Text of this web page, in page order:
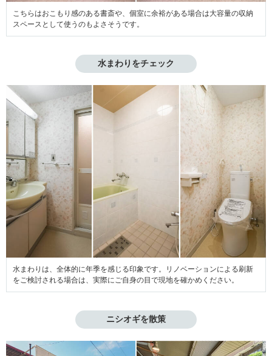
こちらはおこもり感のある書斎や、個室に余裕がある場合は大容量の収納
スペースとして使うのもよさそうです。
水まわりをチェック
水まわりは、全体的に年季を感じる印象です。リノベーションによる刷新
をご検討される場合は、実際にご自身の目で現地を確かめください。
ニシオギを散策